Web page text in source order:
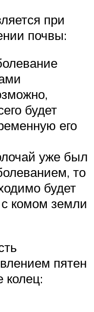
при
почвы:
будет
его
уже был
то
будет
комом земли
пятен
колец: